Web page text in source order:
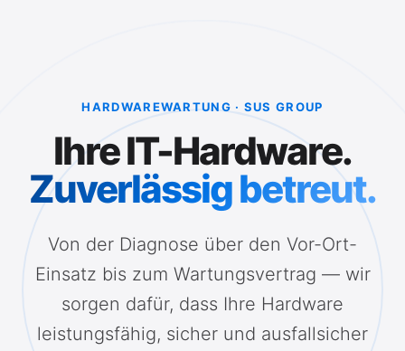
HARDWAREWARTUNG · SUS GROUP
Ihre IT-Hardware.
Zuverlässig betreut.
Von der Diagnose über den Vor-Ort-
Einsatz bis zum Wartungsvertrag — wir
sorgen dafür, dass Ihre Hardware
leistungsfähig, sicher und ausfallsicher